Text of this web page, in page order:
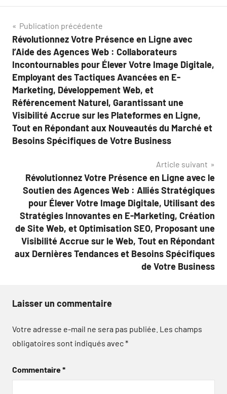
Navigation
de
l’article
Publication précédente
Révolutionnez Votre Présence en Ligne avec
l’Aide des Agences Web : Collaborateurs
Incontournables pour Élever Votre Image Digitale,
Employant des Tactiques Avancées en E-
Marketing, Développement Web, et
Référencement Naturel, Garantissant une
Visibilité Accrue sur les Plateformes en Ligne,
Tout en Répondant aux Nouveautés du Marché et
Besoins Spécifiques de Votre Business
Article suivant
Révolutionnez Votre Présence en Ligne avec le
Soutien des Agences Web : Alliés Stratégiques
pour Élever Votre Image Digitale, Utilisant des
Stratégies Innovantes en E-Marketing, Création
de Site Web, et Optimisation SEO, Proposant une
Visibilité Accrue sur le Web, Tout en Répondant
aux Dernières Tendances et Besoins Spécifiques
de Votre Business
Laisser un commentaire
Votre adresse e-mail ne sera pas publiée. Les champs
obligatoires sont indiqués avec*
Commentaire*